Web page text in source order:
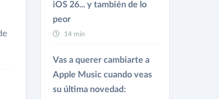
iOS 26... y también de lo
peor
14 min
Vas a querer cambiarte a
Apple Music cuando veas
su última novedad: